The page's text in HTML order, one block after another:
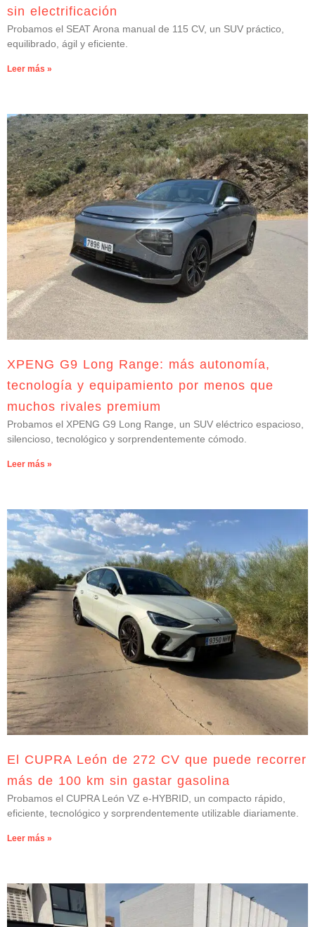
sin electrificación
Probamos el SEAT Arona manual de 115 CV, un SUV práctico,
equilibrado, ágil y eficiente.
Leer más »
XPENG G9 Long Range: más autonomía,
tecnología y equipamiento por menos que
muchos rivales premium
Probamos el XPENG G9 Long Range, un SUV eléctrico espacioso,
silencioso, tecnológico y sorprendentemente cómodo.
Leer más »
El CUPRA León de 272 CV que puede recorrer
más de 100 km sin gastar gasolina
Probamos el CUPRA León VZ e-HYBRID, un compacto rápido,
eficiente, tecnológico y sorprendentemente utilizable diariamente.
Leer más »